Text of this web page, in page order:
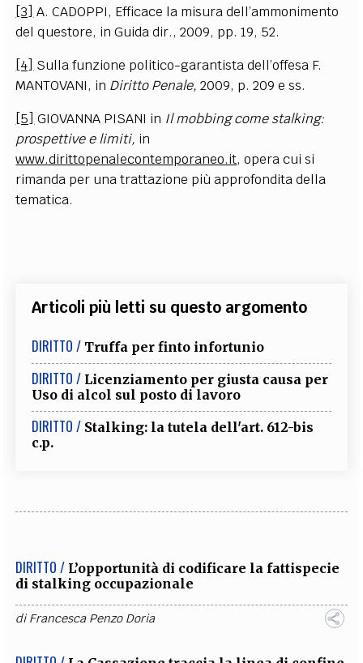
[3] A. CADOPPI, Efficace la misura dell’ammonimento
del questore, in Guida dir., 2009, pp. 19, 52.
[4] Sulla funzione politico-garantista dell’offesa F.
MANTOVANI, in Diritto Penale,2009, p. 209 e ss.
[5] GIOVANNA PISANI in Il mobbing come stalking:
prospettive e limiti, in
www.dirittopenalecontemporaneo.it, opera cui si
rimanda per una trattazione più approfondita della
tematica.
Articoli più letti su questo argomento
DIRITTO / Truffa per finto infortunio
DIRITTO / Licenziamento per giusta causa per
Uso di alcol sul posto di lavoro
DIRITTO / Stalking: la tutela dell'art. 612-bis
c.p.
DIRITTO / L’opportunità di codificare la fattispecie
di stalking occupazionale
diFrancesca Penzo Doria